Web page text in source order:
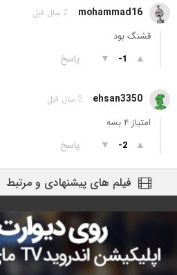
mohammad16 2 سال قبل
قشنگ بود
▲
-1
▼ پاسخ
ehsan3350 2 سال قبل
امتیاز ۴ بسه
▲
-2
▼ پاسخ
فیلم های پیشنهادی و مرتبط